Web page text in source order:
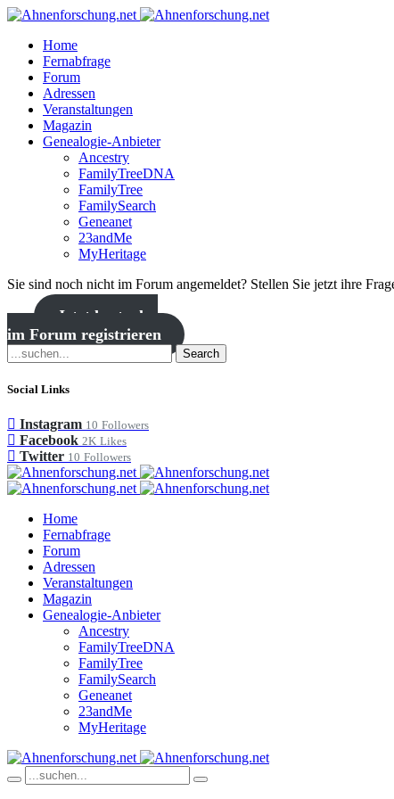
Home
Fernabfrage
Forum
Adressen
Veranstaltungen
Magazin
Genealogie-Anbieter
Ancestry
FamilyTreeDNA
FamilyTree
FamilySearch
Geneanet
23andMe
MyHeritage
Sie sind noch nicht im Forum angemeldet? Stellen Sie jetzt ihre
Jetzt kostenlos
im Forum registrieren
Search
Social Links
Instagram 10 Followers
Facebook 2K Likes
Twitter 10 Followers
Home
Fernabfrage
Forum
Adressen
Veranstaltungen
Magazin
Genealogie-Anbieter
Ancestry
FamilyTreeDNA
FamilyTree
FamilySearch
Geneanet
23andMe
MyHeritage